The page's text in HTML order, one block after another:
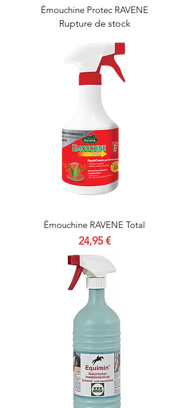
Émouchine Protec RAVENE
Rupture de stock
Émouchine RAVENE Total
Prix
24,95 €